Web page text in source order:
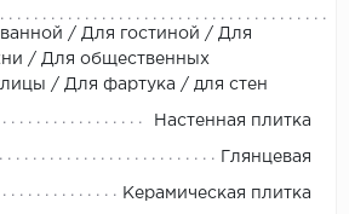
/ Для гостиной / Для
/ Для общественных
/ Для фартука / для стен
Настенная плитка
Глянцевая
Керамическая плитка